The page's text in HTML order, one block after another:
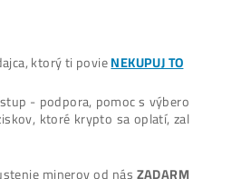
ŤAŽBA vs NÁKUP krypta?
zarobí VIAC? (rozdiel až